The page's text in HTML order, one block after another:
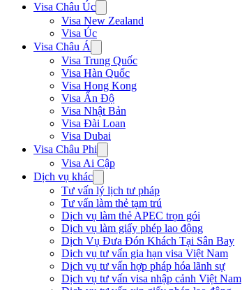
Visa Châu Úc
Visa New Zealand
Visa Úc
Visa Châu Á
Visa Trung Quốc
Visa Hàn Quốc
Visa Hong Kong
Visa Ấn Độ
Visa Nhật Bản
Visa Đài Loan
Visa Dubai
Visa Châu Phi
Visa Ai Cập
Dịch vụ khác
Tư vấn lý lịch tư pháp
Tư vấn làm thẻ tạm trú
Dịch vụ làm thẻ APEC trọn gói
Dịch vụ làm giấy phép lao động
Dịch Vụ Đưa Đón Khách Tại Sân Bay
Dịch vụ tư vấn gia hạn visa Việt Nam
Dịch vụ tư vấn hợp pháp hóa lãnh sự
Dịch vụ tư vấn visa nhập cảnh Việt Nam